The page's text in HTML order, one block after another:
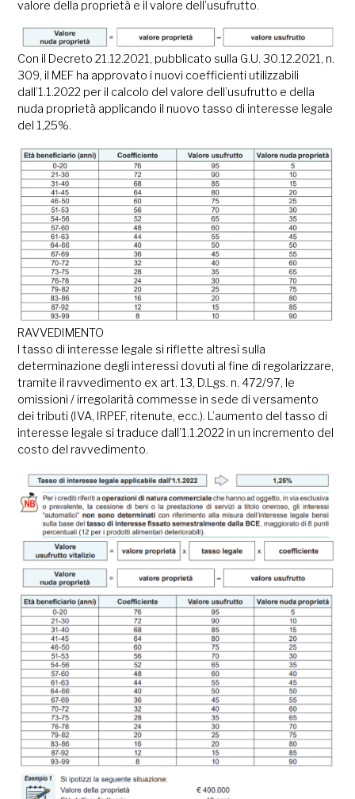
valore della proprietà e il valore dell’usufrutto.
‍Con il Decreto 21.12.2021, pubblicato sulla G.U. 30.12.2021, n.
309, il MEF ha approvato i nuovi coefficienti utilizzabili
dall’1.1.2022 per il calcolo del valore dell’usufrutto e della
nuda proprietà applicando il nuovo tasso di interesse legale
del 1,25%.
RAVVEDIMENTO
l tasso di interesse legale si riflette altresì sulla
determinazione degli interessi dovuti al fine di regolarizzare,
tramite il ravvedimento ex art. 13, D.Lgs. n. 472/97, le
omissioni / irregolarità commesse in sede di versamento
dei tributi (IVA, IRPEF, ritenute, ecc.). L’aumento del tasso di
interesse legale si traduce dall’1.1.2022 in un incremento del
costo del ravvedimento.